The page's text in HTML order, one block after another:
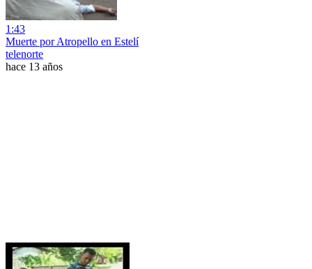
1:43
Muerte por Atropello en Estelí
telenorte
hace 13 años